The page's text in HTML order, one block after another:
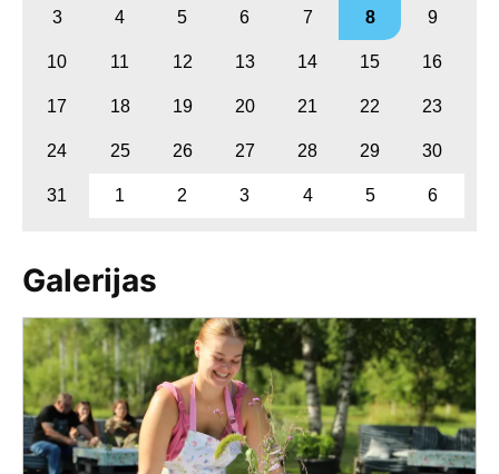
3 4 5 6 7 8 9
10 11 12 13 14 15 16
17 18 19 20 21 22 23
24 25 26 27 28 29 30
31 1 2 3 4 5 6
Galerijas